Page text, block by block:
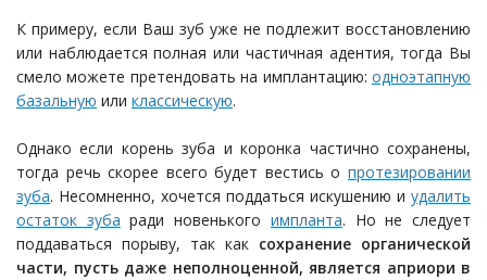
К примеру, если Ваш зуб уже не подлежит восстановлению
или наблюдается полная или частичная адентия, тогда Вы
смело можете претендовать на имплантацию: одноэтапную
базальную или классическую.
Однако если корень зуба и коронка частично сохранены,
тогда речь скорее всего будет вестись о протезировании
зуба. Несомненно, хочется поддаться искушению и удалить
остаток зуба ради новенького импланта. Но не следует
поддаваться порыву, так как сохранение органической
части, пусть даже неполноценной, является априори в